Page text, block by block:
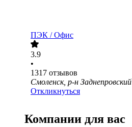
ПЭК / Офис
3.9
•
1317 отзывов
Смоленск, р-н Заднепровский
Откликнуться
Компании для вас